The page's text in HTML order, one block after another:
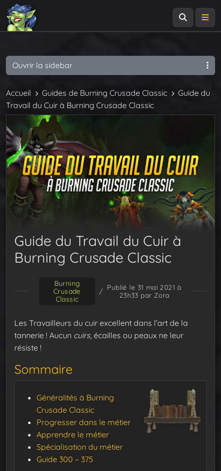
Accueil Guides de Burning Crusade Classic
Guide du
Travail du Cuir à Burning Crusade Classic
Guide du Travail du Cuir à
Burning Crusade Classic
Burning
Crusade
Classic
/ Publié le 31 mai 2021 à
23h33 par Zora
Les Travailleurs du cuir excellent dans l’art de la
tannerie ! Aucun cuirs , écailles ou peaux ne leur
résiste !
Sommaire
Généralités à Burning
Crusade Classic
Progresser dans le métier
Apprendre le métier
Spécialisation du métier
Guide 300 – 375
Ouvrir la sidebar